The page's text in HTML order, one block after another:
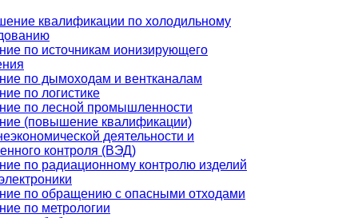
квалификации по холодильному
по источникам ионизирующего
по дымоходам и вентканалам
по логистике
по лесной промышленности
(повышение квалификации)
деятельности и
контроля (ВЭД)
по радиационному контролю изделий
по обращению с опасными отходами
по метрологии